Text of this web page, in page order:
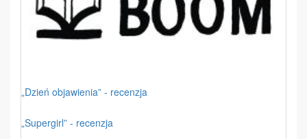
„Dzień objawienia” - recenzja
„Supergirl” - recenzja